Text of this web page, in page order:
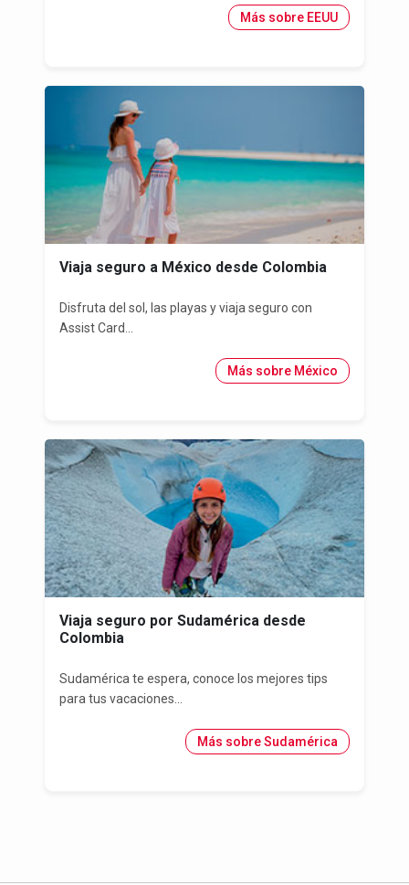
Más sobre EEUU
Viaja seguro a México desde Colombia
Disfruta del sol, las playas y viaja seguro con
Assist Card...
Más sobre México
Viaja seguro por Sudamérica desde
Colombia
Sudamérica te espera, conoce los mejores tips
para tus vacaciones...
Más sobre Sudamérica